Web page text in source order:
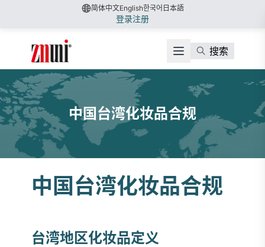
简体中文English한국어 日本語
登录注册
搜索
中国台湾化妆品合规
中国台湾化妆品合规
台湾地区化妆品定义